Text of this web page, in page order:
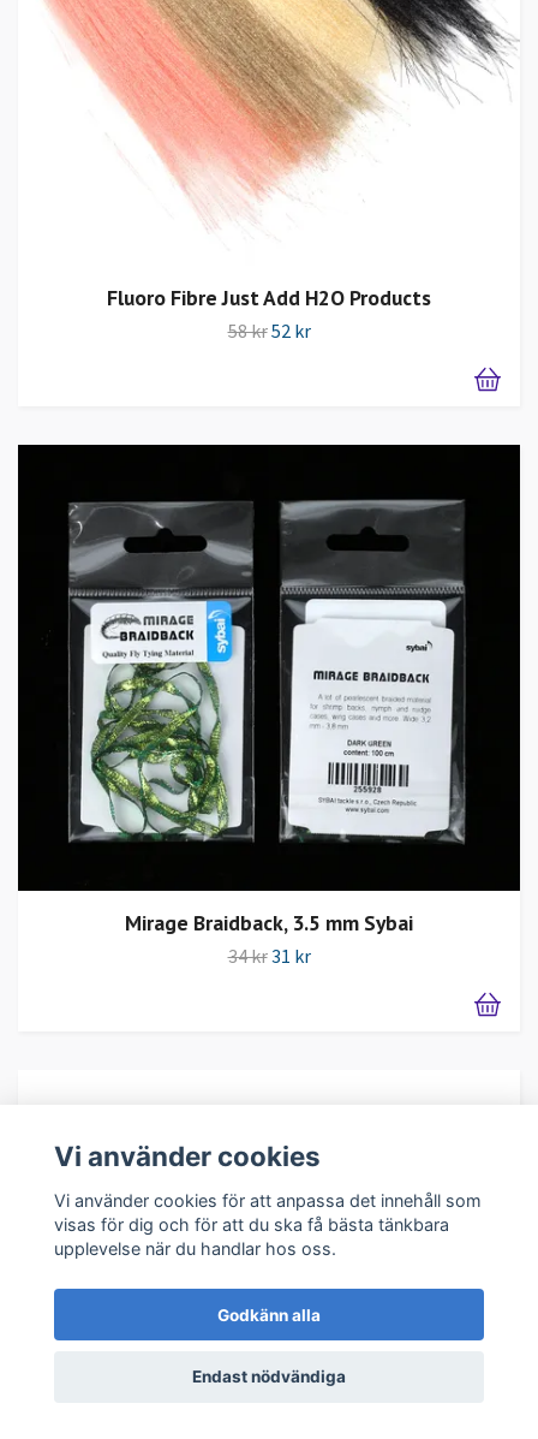
Fluoro Fibre Just Add H2O Products
58 kr52 kr
Mirage Braidback, 3.5 mm Sybai
34 kr31 kr
Vi använder cookies
Vi använder cookies för att anpassa det innehåll som
visas för dig och för att du ska få bästa tänkbara
upplevelse när du handlar hos oss.
Godkänn alla
Endast nödvändiga